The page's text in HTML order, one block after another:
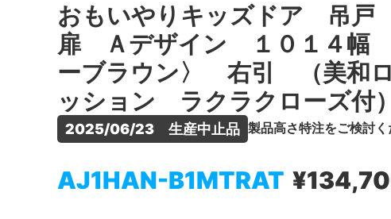
おもいやりキッズドア 吊
扉 Ａデザイン １０１４幅
ーブラウン〉 右引 （美和
ッション ラクラクローズ付
2025/06/23　生産中止品 製品高さ特注をご検討く
AJ1HAN-B1MTRAT